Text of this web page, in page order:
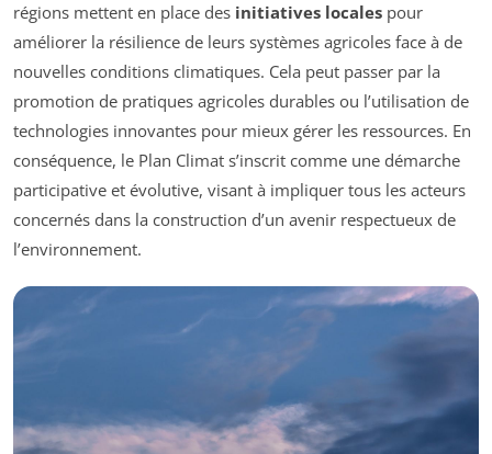
régions mettent en place des initiatives locales pour
améliorer la résilience de leurs systèmes agricoles face à de
nouvelles conditions climatiques. Cela peut passer par la
promotion de pratiques agricoles durables ou l’utilisation de
technologies innovantes pour mieux gérer les ressources. En
conséquence, le Plan Climat s’inscrit comme une démarche
participative et évolutive, visant à impliquer tous les acteurs
concernés dans la construction d’un avenir respectueux de
l’environnement.